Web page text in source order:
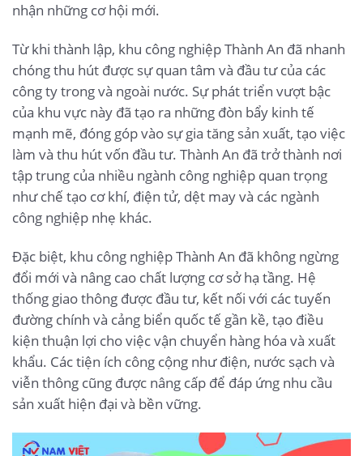
nhận những cơ hội mới.
Từ khi thành lập, khu công nghiệp Thành An đã nhanh
chóng thu hút được sự quan tâm và đầu tư của các
công ty trong và ngoài nước. Sự phát triển vượt bậc
của khu vực này đã tạo ra những đòn bẩy kinh tế
mạnh mẽ, đóng góp vào sự gia tăng sản xuất, tạo việc
làm và thu hút vốn đầu tư. Thành An đã trở thành nơi
tập trung của nhiều ngành công nghiệp quan trọng
như chế tạo cơ khí, điện tử, dệt may và các ngành
công nghiệp nhẹ khác.
Đặc biệt, khu công nghiệp Thành An đã không ngừng
đổi mới và nâng cao chất lượng cơ sở hạ tầng. Hệ
thống giao thông được đầu tư, kết nối với các tuyến
đường chính và cảng biển quốc tế gần kề, tạo điều
kiện thuận lợi cho việc vận chuyển hàng hóa và xuất
khẩu. Các tiện ích công cộng như điện, nước sạch và
viễn thông cũng được nâng cấp để đáp ứng nhu cầu
sản xuất hiện đại và bền vững.